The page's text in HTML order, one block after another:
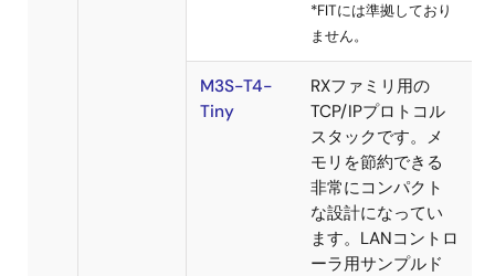
ルおよびメッシュ
ソフトウェアによ
り、広いアプリケ
ーションエリアで
Bluetooth製品の相
互接続性を高めま
す。
Sub-GHz無線通信
ソリューション向